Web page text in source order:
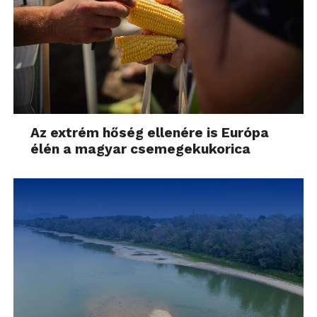
távoli vezérlése), ekkor általában 6-7 másodpercre
nyúlik a várakozási idő.
Mivel egy ekkora kijelző sok esetben nem alkalmas
több funkció egyidejű megjelenítésére, ezért a
Az extrém hőség ellenére is Európa
élén a magyar csemegekukorica